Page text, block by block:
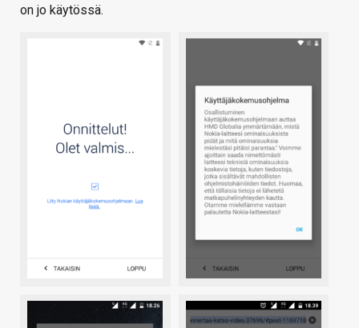
on jo käytössä.